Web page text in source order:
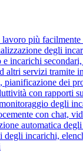
più facilmente
degli
incarichi
altri servizi tramite
dei
con rapporti
degli
con chat,
automatica
degli incarichi,